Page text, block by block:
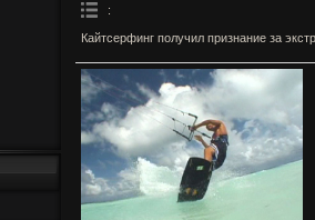
:
Кайтсерфинг получил признание за